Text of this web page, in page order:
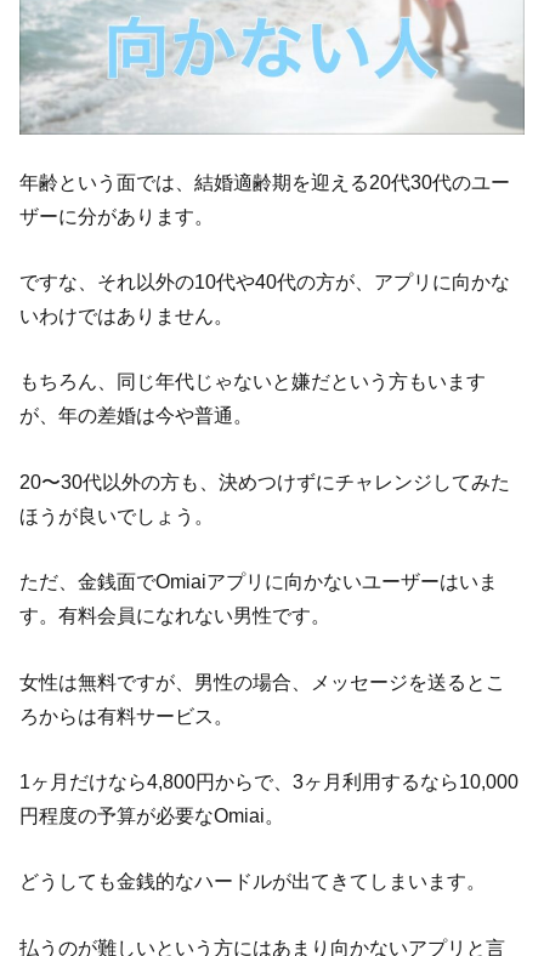
年齢という面では、結婚適齢期を迎える20代30代のユー
ザーに分があります。
ですな、それ以外の10代や40代の方が、アプリに向かな
いわけではありません。
もちろん、同じ年代じゃないと嫌だという方もいます
が、年の差婚は今や普通。
20〜30代以外の方も、決めつけずにチャレンジしてみた
ほうが良いでしょう。
ただ、金銭面でOmiaiアプリに向かないユーザーはいま
す。有料会員になれない男性です。
女性は無料ですが、男性の場合、メッセージを送るとこ
ろからは有料サービス。
1ヶ月だけなら4,800円からで、3ヶ月利用するなら10,000
円程度の予算が必要なOmiai。
どうしても金銭的なハードルが出てきてしまいます。
払うのが難しいという方にはあまり向かないアプリと言